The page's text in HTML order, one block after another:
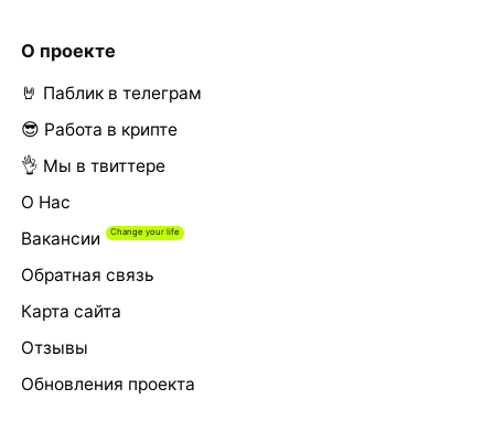
О проекте
🤘 Паблик в телеграм
😎 Работа в крипте
👌 Мы в твиттере
О Нас
Вакансии
Обратная связь
Карта сайта
Отзывы
Обновления проекта